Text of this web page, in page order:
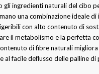
gli ingredienti naturali del cibo
una combinazione ideale
con alto contenuto di
il metabolismo e la perfetta
di fibre naturali
al facile deflusso delle palline